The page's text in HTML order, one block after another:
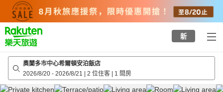
top
page
新
奧蘭多市中心希爾頓安泊飯店
2026/8/20 - 2026/8/21 | 2 位住客 | 1 間房